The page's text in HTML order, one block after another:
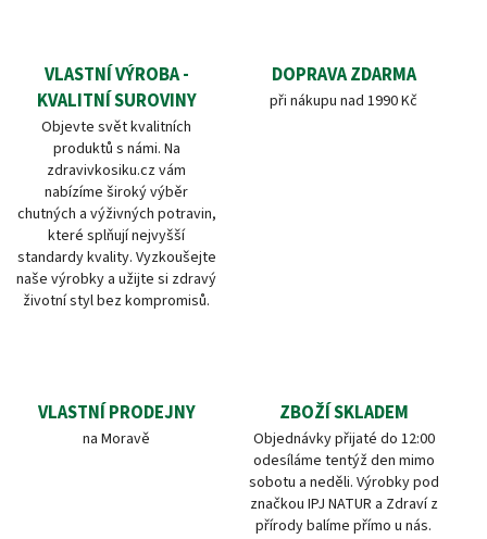
VLASTNÍ VÝROBA -
KVALITNÍ SUROVINY
Objevte svět kvalitních
produktů s námi. Na
zdravivkosiku.cz vám
nabízíme široký výběr
chutných a výživných potravin,
které splňují nejvyšší
standardy kvality. Vyzkoušejte
naše výrobky a užijte si zdravý
životní styl bez kompromisů.
DOPRAVA ZDARMA
při nákupu nad 1990 Kč
VLASTNÍ PRODEJNY
na Moravě
ZBOŽÍ SKLADEM
Objednávky přijaté do 12:00
odesíláme tentýž den mimo
sobotu a neděli. Výrobky pod
značkou IPJ NATUR a Zdraví z
přírody balíme přímo u nás.